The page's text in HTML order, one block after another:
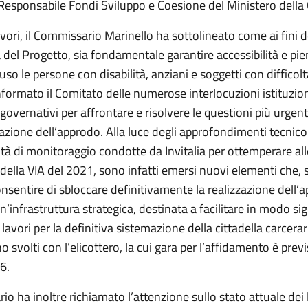
Fondi Sviluppo e Coesione del Ministero della
il Commissario Marinello ha sottolineato come ai fini
Progetto, sia fondamentale garantire accessibilità e
le persone con disabilità, anziani e soggetti con
il Comitato delle numerose interlocuzioni
per affrontare e risolvere le questioni più
dell’approdo. Alla luce degli approfondimenti
di monitoraggio condotte da Invitalia per ottemperare
VIA del 2021, sono infatti emersi nuovi elementi che,
di sbloccare definitivamente la realizzazione
strategica, destinata a facilitare in modo
per la definitiva sistemazione della cittadella
svolti con l’elicottero, la cui gara per l’affidamento è
ha inoltre richiamato l’attenzione sullo stato attuale dei